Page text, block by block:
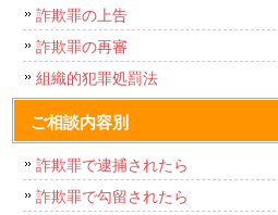
詐欺罪の上告
詐欺罪の再審
組織的犯罪処罰法
ご相談内容別
詐欺罪で逮捕されたら
詐欺罪で勾留されたら